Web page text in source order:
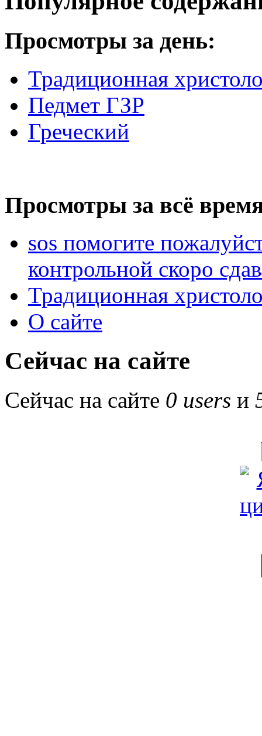
Просмотры за день:
Традиционная
Педмет ГЗР
Греческий
Просмотры за всё
sos помогите
контрольной скоро
Традиционная
О сайте
Сейчас на сайте
Сейчас на сайте 0 users и